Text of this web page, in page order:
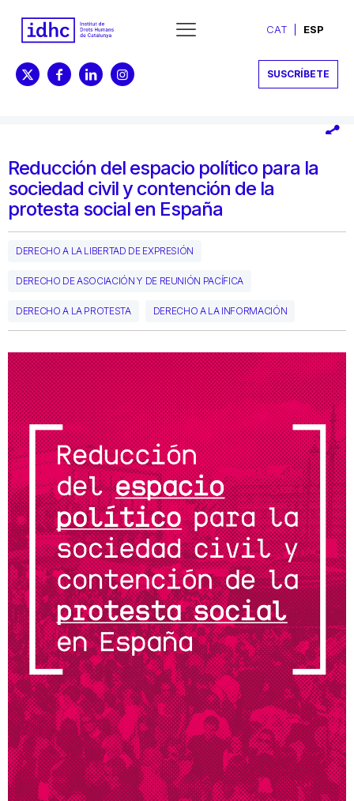
CAT ESP
SUSCRÍBETE
Reducción del espacio político para la
sociedad civil y contención de la
protesta social en España
DERECHO A LA LIBERTAD DE EXPRESIÓN
DERECHO DE ASOCIACIÓN Y DE REUNIÓN PACÍFICA
DERECHO A LA PROTESTA DERECHO A LA INFORMACIÓN